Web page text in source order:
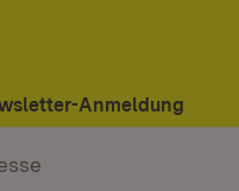
Anmeldung